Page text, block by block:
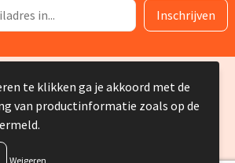
Bruin reclame-advies 2025
te klikken ga je akkoord met de
van productinformatie zoals op de
Weigeren